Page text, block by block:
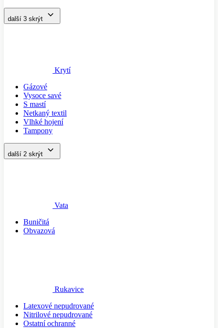
další 3 skrýt
Krytí
Gázové
Vysoce savé
S mastí
Netkaný textil
Vlhké hojení
Tampony
další 2 skrýt
Vata
Buničitá
Obvazová
Rukavice
Latexové nepudrované
Nitrilové nepudrované
Ostatní ochranné